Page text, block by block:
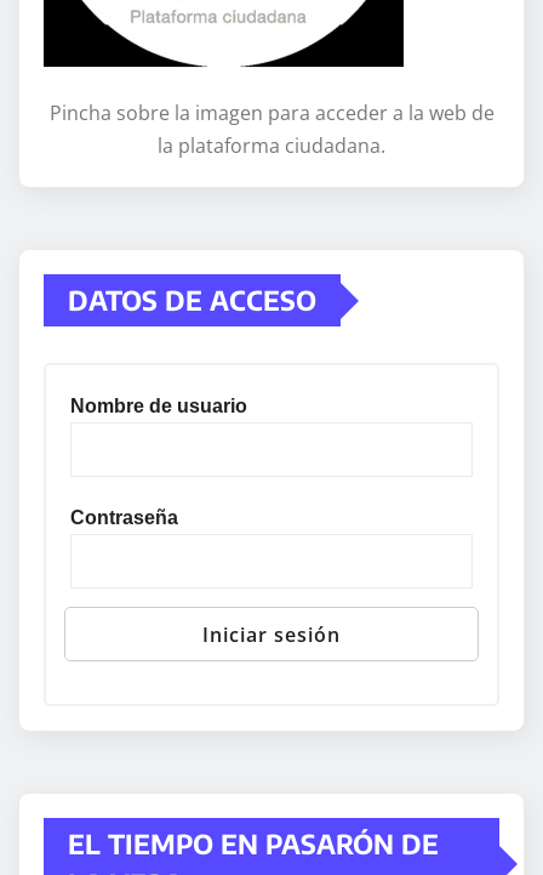
Pincha sobre la imagen para acceder a la web de
la plataforma ciudadana.
DATOS DE ACCESO
Nombre de usuario
Contraseña
EL TIEMPO EN PASARÓN DE